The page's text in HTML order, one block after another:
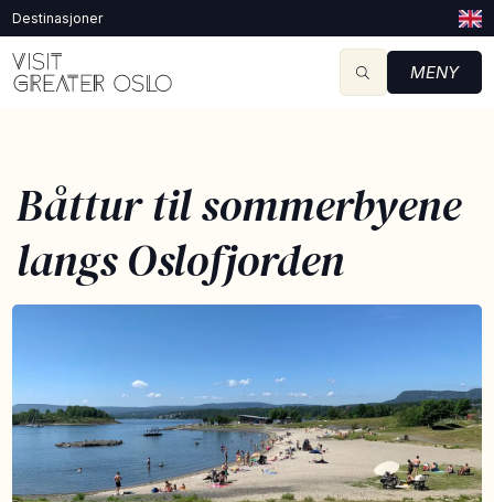
Destinasjoner
MENY
Båttur til sommerbyene
langs Oslofjorden